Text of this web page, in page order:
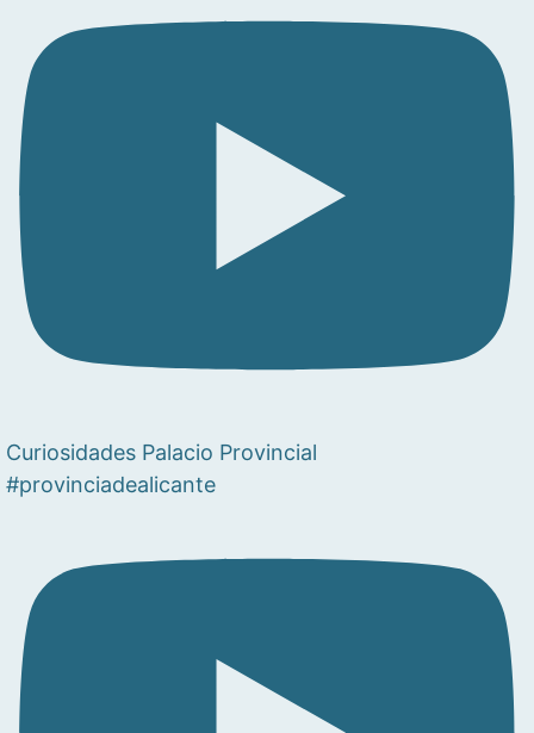
Curiosidades Palacio Provincial
#provinciadealicante